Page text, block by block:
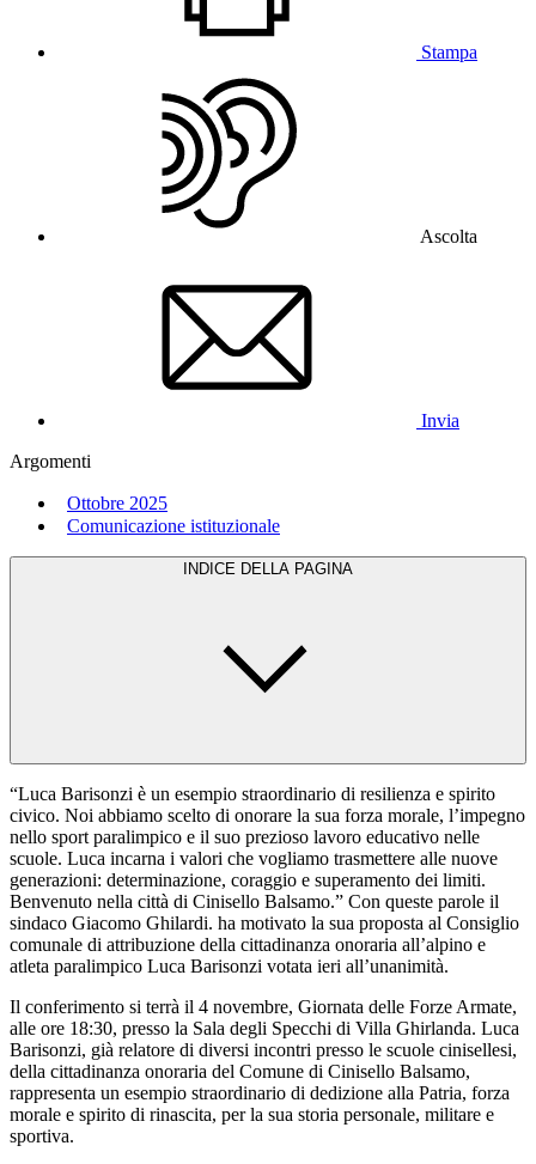
Stampa
Ascolta
Invia
Argomenti
Ottobre 2025
Comunicazione istituzionale
INDICE DELLA PAGINA
“Luca Barisonzi è un esempio straordinario di resilienza e spirito
civico. Noi abbiamo scelto di onorare la sua forza morale, l’impegno
nello sport paralimpico e il suo prezioso lavoro educativo nelle
scuole. Luca incarna i valori che vogliamo trasmettere alle nuove
generazioni: determinazione, coraggio e superamento dei limiti.
Benvenuto nella città di Cinisello Balsamo.” Con queste parole il
sindaco Giacomo Ghilardi. ha motivato la sua proposta al Consiglio
comunale di attribuzione della cittadinanza onoraria all’alpino e
atleta paralimpico Luca Barisonzi votata ieri all’unanimità.
Il conferimento si terrà il 4 novembre, Giornata delle Forze Armate,
alle ore 18:30, presso la Sala degli Specchi di Villa Ghirlanda. Luca
Barisonzi, già relatore di diversi incontri presso le scuole cinisellesi,
della cittadinanza onoraria del Comune di Cinisello Balsamo,
rappresenta un esempio straordinario di dedizione alla Patria, forza
morale e spirito di rinascita, per la sua storia personale, militare e
sportiva.